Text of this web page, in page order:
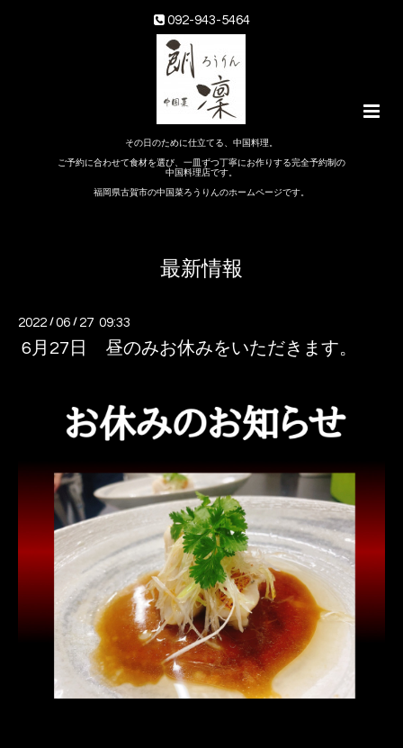
092-943-5464
その日のために仕立てる、中国料理。
ご予約に合わせて食材を選び、一皿ずつ丁寧にお作りする完全予約制の
中国料理店です。
福岡県古賀市の中国菜ろうりんのホームページです。
最新情報
2022 /06 / 27 09:33
6月27日 昼のみお休みをいただきます。